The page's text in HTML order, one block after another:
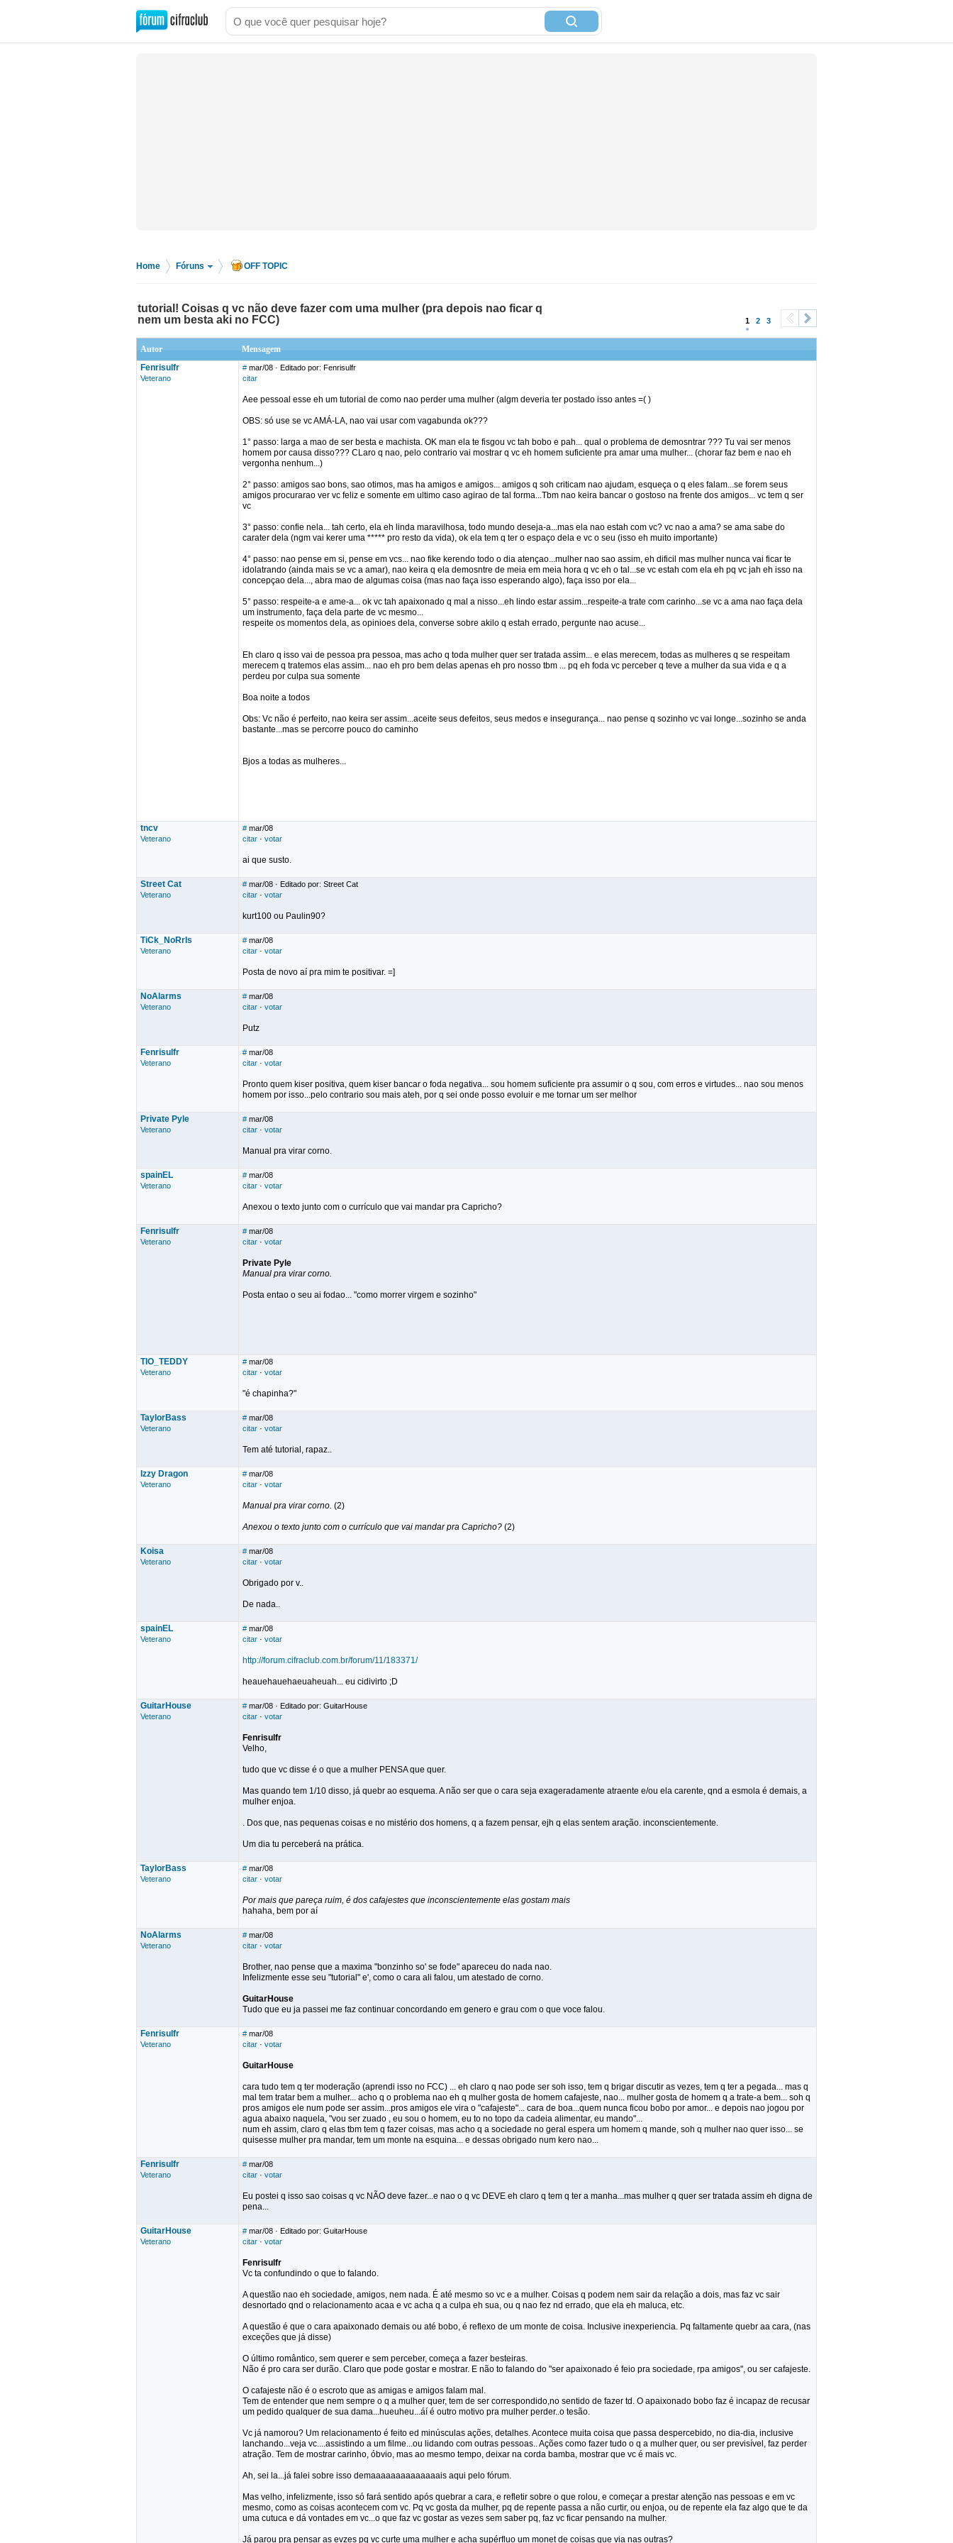
Home Fóruns OFF TOPIC
tutorial! Coisas q vc não deve fazer com uma mulher (pra depois nao ficar q
nem um besta aki no FCC)
1 2 3
Autor
Mensagem
Fenrisulfr
Veterano
# mar/08 · Editado por: Fenrisulfr
citar
Aee pessoal esse eh um tutorial de como nao perder uma mulher (algm deveria ter postado isso antes =( )
OBS: só use se vc AMÁ-LA, nao vai usar com vagabunda ok???
1° passo: larga a mao de ser besta e machista. OK man ela te fisgou vc tah bobo e pah... qual o problema de demosntrar ??? Tu vai ser menos
homem por causa disso??? CLaro q nao, pelo contrario vai mostrar q vc eh homem suficiente pra amar uma mulher... (chorar faz bem e nao eh
vergonha nenhum...)
2° passo: amigos sao bons, sao otimos, mas ha amigos e amigos... amigos q soh criticam nao ajudam, esqueça o q eles falam...se forem seus
amigos procurarao ver vc feliz e somente em ultimo caso agirao de tal forma...Tbm nao keira bancar o gostoso na frente dos amigos... vc tem q ser
vc
3° passo: confie nela... tah certo, ela eh linda maravilhosa, todo mundo deseja-a...mas ela nao estah com vc? vc nao a ama? se ama sabe do
carater dela (ngm vai kerer uma ***** pro resto da vida), ok ela tem q ter o espaço dela e vc o seu (isso eh muito importante)
4° passo: nao pense em si, pense em vcs... nao fike kerendo todo o dia atençao...mulher nao sao assim, eh dificil mas mulher nunca vai ficar te
idolatrando (ainda mais se vc a amar), nao keira q ela demosntre de meia em meia hora q vc eh o tal...se vc estah com ela eh pq vc jah eh isso na
concepçao dela..., abra mao de algumas coisa (mas nao faça isso esperando algo), faça isso por ela...
5° passo: respeite-a e ame-a... ok vc tah apaixonado q mal a nisso...eh lindo estar assim...respeite-a trate com carinho...se vc a ama nao faça dela
um instrumento, faça dela parte de vc mesmo...
respeite os momentos dela, as opinioes dela, converse sobre akilo q estah errado, pergunte nao acuse...
Eh claro q isso vai de pessoa pra pessoa, mas acho q toda mulher quer ser tratada assim... e elas merecem, todas as mulheres q se respeitam
merecem q tratemos elas assim... nao eh pro bem delas apenas eh pro nosso tbm ... pq eh foda vc perceber q teve a mulher da sua vida e q a
perdeu por culpa sua somente
Boa noite a todos
Obs: Vc não é perfeito, nao keira ser assim...aceite seus defeitos, seus medos e insegurança... nao pense q sozinho vc vai longe...sozinho se anda
bastante...mas se percorre pouco do caminho
Bjos a todas as mulheres...
tncv
Veterano
# mar/08
citar · votar
ai que susto.
Street Cat
Veterano
# mar/08 · Editado por: Street Cat
citar · votar
kurt100 ou Paulin90?
TiCk_NoRrIs
Veterano
# mar/08
citar · votar
Posta de novo aí pra mim te positivar. =]
NoAlarms
Veterano
# mar/08
citar · votar
Putz
Fenrisulfr
Veterano
# mar/08
citar · votar
Pronto quem kiser positiva, quem kiser bancar o foda negativa... sou homem suficiente pra assumir o q sou, com erros e virtudes... nao sou menos
homem por isso...pelo contrario sou mais ateh, por q sei onde posso evoluir e me tornar um ser melhor
Private Pyle
Veterano
# mar/08
citar · votar
Manual pra virar corno.
spainEL
Veterano
# mar/08
citar · votar
Anexou o texto junto com o currículo que vai mandar pra Capricho?
Fenrisulfr
Veterano
# mar/08
citar · votar
Private Pyle
Manual pra virar corno.
Posta entao o seu ai fodao... "como morrer virgem e sozinho"
TIO_TEDDY
Veterano
# mar/08
citar · votar
"é chapinha?"
TaylorBass
Veterano
# mar/08
citar · votar
Tem até tutorial, rapaz..
Izzy Dragon
Veterano
# mar/08
citar · votar
Manual pra virar corno. (2)
Anexou o texto junto com o currículo que vai mandar pra Capricho? (2)
Koisa
Veterano
# mar/08
citar · votar
Obrigado por v..
De nada..
spainEL
Veterano
# mar/08
citar · votar
http://forum.cifraclub.com.br/forum/11/183371/
heauehauehaeuaheuah... eu cidivirto ;D
GuitarHouse
Veterano
# mar/08 · Editado por: GuitarHouse
citar · votar
Fenrisulfr
Velho,
tudo que vc disse é o que a mulher PENSA que quer.
Mas quando tem 1/10 disso, já quebr ao esquema. A não ser que o cara seja exageradamente atraente e/ou ela carente, qnd a esmola é demais, a
mulher enjoa.
. Dos que, nas pequenas coisas e no mistério dos homens, q a fazem pensar, ejh q elas sentem aração. inconscientemente.
Um dia tu perceberá na prática.
TaylorBass
Veterano
# mar/08
citar · votar
Por mais que pareça ruim, é dos cafajestes que inconscientemente elas gostam mais
hahaha, bem por aí
NoAlarms
Veterano
# mar/08
citar · votar
Brother, nao pense que a maxima "bonzinho so' se fode" apareceu do nada nao.
Infelizmente esse seu "tutorial" e', como o cara ali falou, um atestado de corno.
GuitarHouse
Tudo que eu ja passei me faz continuar concordando em genero e grau com o que voce falou.
Fenrisulfr
Veterano
# mar/08
citar · votar
GuitarHouse
cara tudo tem q ter moderação (aprendi isso no FCC) ... eh claro q nao pode ser soh isso, tem q brigar discutir as vezes, tem q ter a pegada... mas q
mal tem tratar bem a mulher... acho q o problema nao eh q mulher gosta de homem cafajeste, nao... mulher gosta de homem q a trate-a bem... soh q
pros amigos ele num pode ser assim...pros amigos ele vira o "cafajeste"... cara de boa...quem nunca ficou bobo por amor... e depois nao jogou por
agua abaixo naquela, "vou ser zuado , eu sou o homem, eu to no topo da cadeia alimentar, eu mando"...
num eh assim, claro q elas tbm tem q fazer coisas, mas acho q a sociedade no geral espera um homem q mande, soh q mulher nao quer isso... se
quisesse mulher pra mandar, tem um monte na esquina... e dessas obrigado num kero nao...
Fenrisulfr
Veterano
# mar/08
citar · votar
Eu postei q isso sao coisas q vc NÃO deve fazer...e nao o q vc DEVE eh claro q tem q ter a manha...mas mulher q quer ser tratada assim eh digna de
pena...
GuitarHouse
Veterano
# mar/08 · Editado por: GuitarHouse
citar · votar
Fenrisulfr
Vc ta confundindo o que to falando.
A questão nao eh sociedade, amigos, nem nada. É até mesmo so vc e a mulher. Coisas q podem nem sair da relação a dois, mas faz vc sair
desnortado qnd o relacionamento acaa e vc acha q a culpa eh sua, ou q nao fez nd errado, que ela eh maluca, etc.
A questão é que o cara apaixonado demais ou até bobo, é reflexo de um monte de coisa. Inclusive inexperiencia. Pq faltamente quebr aa cara, (nas
exceções que já disse)
O último romântico, sem querer e sem perceber, começa a fazer besteiras.
Não é pro cara ser durão. Claro que pode gostar e mostrar. E não to falando do "ser apaixonado é feio pra sociedade, rpa amigos", ou ser cafajeste.
O cafajeste não é o escroto que as amigas e amigos falam mal.
Tem de entender que nem sempre o q a mulher quer, tem de ser correspondido,no sentido de fazer td. O apaixonado bobo faz é incapaz de recusar
um pedido qualquer de sua dama...hueuheu...áí é outro motivo pra mulher perder..o tesão.
Vc já namorou? Um relacionamento é feito ed minúsculas ações, detalhes. Acontece muita coisa que passa despercebido, no dia-dia, inclusive
lanchando...veja vc....assistindo a um filme...ou lidando com outras pessoas.. Ações como fazer tudo o q a mulher quer, ou ser previsível, faz perder
atração. Tem de mostrar carinho, óbvio, mas ao mesmo tempo, deixar na corda bamba, mostrar que vc é mais vc.
Ah, sei la...já falei sobre isso demaaaaaaaaaaaaaais aqui pelo fórum.
Mas velho, infelizmente, isso só fará sentido após quebrar a cara, e refletir sobre o que rolou, e começar a prestar atenção nas pessoas e em vc
mesmo, como as coisas acontecem com vc. Pq vc gosta da mulher, pq de repente passa a não curtir, ou enjoa, ou de repente ela faz algo que te da
uma cutuca e dá vontades em vc...o que faz vc gostar as vezes sem saber pq, faz vc ficar pensando na mulher.
Já parou pra pensar as evzes pq vc curte uma mulher e acha supérfluo um monet de coisas que via nas outras?